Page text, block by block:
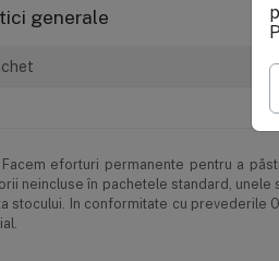
de comandă Modalități
generale
Facem eforturi permanente pentru a
neincluse în pachetele standard,
stocului. In conformitate cu prevederile